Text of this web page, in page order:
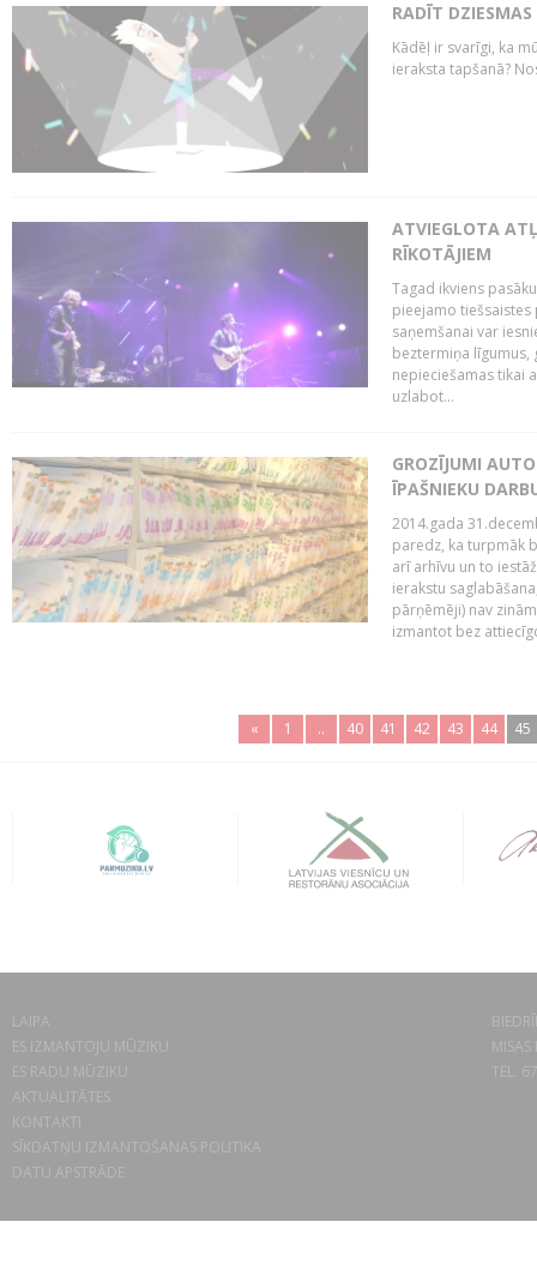
RADĪT
Kādēļ ir svarīgi, ka
ieraksta tapšanā?
ATVIEGLOTA
RĪKOTĀJIEM
Tagad ikviens
pieejamo tiešsaistes
saņemšanai var
beztermiņa līgumus,
nepieciešamas tikai
uzlabot...
GROZĪJUMI
ĪPAŠNIEKU
2014.gada
paredz, ka turpmāk
arī arhīvu un to
ierakstu
pārņēmēji) nav
izmantot bez
« 1 .. 40 41 42 43 44 45
LAIPA
ES IZMANTOJU MŪZIKU
ES RADU MŪZIKU
AKTUALITĀTES
KONTAKTI
SĪKDATŅU IZMANTOŠANAS POLITIKA
DATU APSTRĀDE
TEL.